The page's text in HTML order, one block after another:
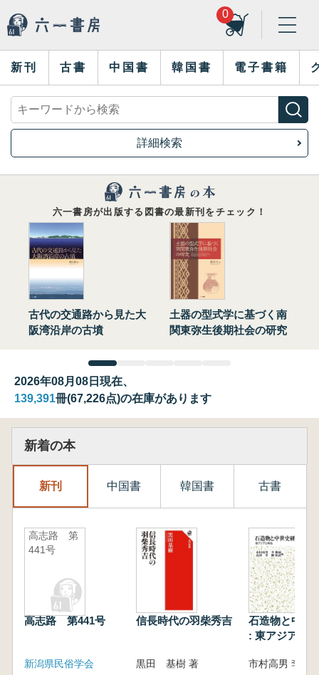
0
新刊 古書 中国書 韓国書 電子書籍
詳細検索
六一書房が出版する図書の最新刊をチェック！
古代の交通路から見た大
阪湾沿岸の古墳
土器の型式学に基づく南
関東弥生後期社会の研究
2026年08月08日現在、
139,391冊(67,226点)の在庫があります
新着の本
新刊 中国書 韓国書 古書
高志路 第
441号
高志路 第441号
新潟県民俗学会
信長時代の羽柴秀吉
黒田 基樹 著
石造物と中世
: 東アジアと